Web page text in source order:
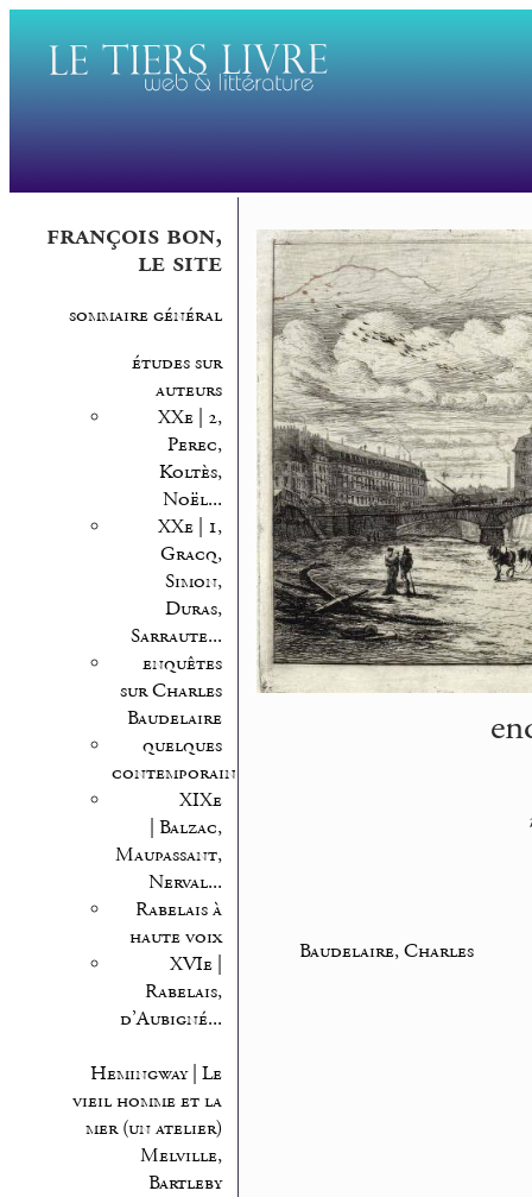
françois bon,
le site
sommaire général
études sur
auteurs
XXe | 2,
Perec,
Koltès,
Noël...
XXe | 1,
Gracq,
Simon,
Duras,
Sarraute...
enquêtes
sur Charles
Baudelaire
quelques
contemporains
XIXe
| Balzac,
Maupassant,
Nerval...
Rabelais à
haute voix
XVIe |
Rabelais,
d’Aubigné...
Hemingway | Le
vieil homme et la
mer (un atelier)
Melville,
Bartleby
Baudelaire, Charles